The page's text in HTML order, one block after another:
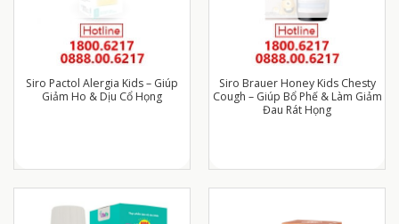
Siro Pactol Alergia Kids – Giúp
Giảm Ho & Dịu Cổ Họng
Siro Brauer Honey Kids Chesty
Cough – Giúp Bổ Phế & Làm Giảm
Đau Rát Họng